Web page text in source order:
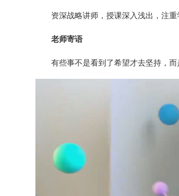
资深战略讲师，授课深入浅出，注
老师寄语
有些事不是看到了希望才去坚持，而